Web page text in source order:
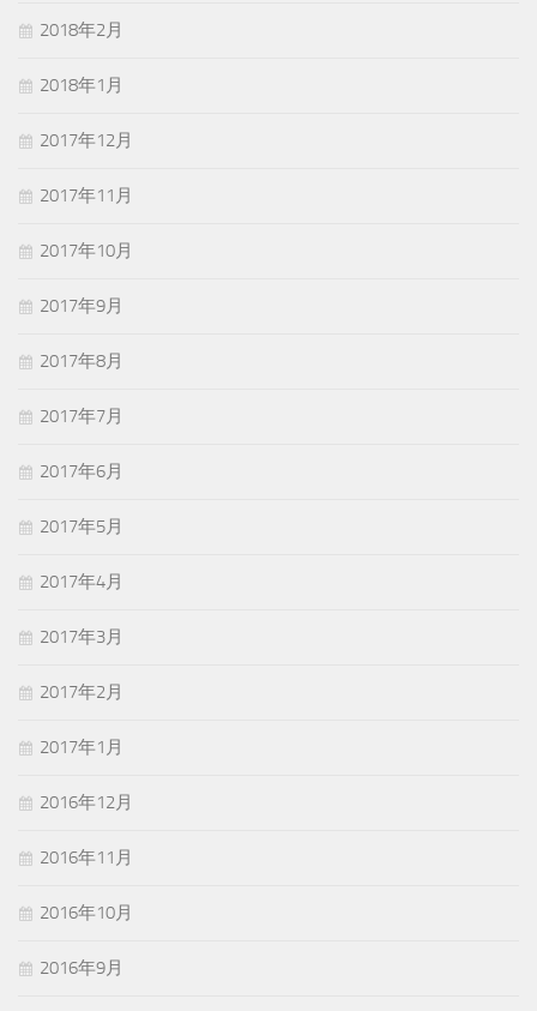
2018年2月
2018年1月
2017年12月
2017年11月
2017年10月
2017年9月
2017年8月
2017年7月
2017年6月
2017年5月
2017年4月
2017年3月
2017年2月
2017年1月
2016年12月
2016年11月
2016年10月
2016年9月